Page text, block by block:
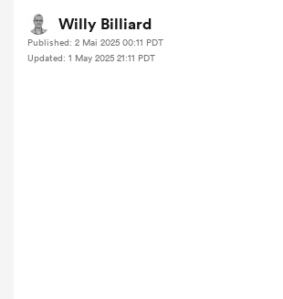
Willy Billiard
Published: 2 Mai 2025 00:11 PDT
Updated: 1 May 2025 21:11 PDT